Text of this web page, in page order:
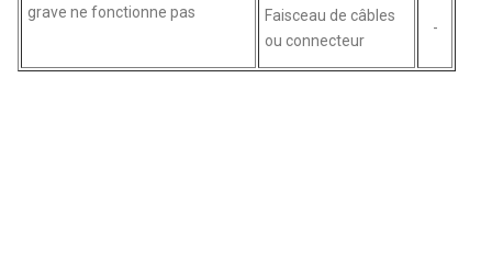
grave ne fonctionne pas
Faisceau de câbles
ou connecteur
-